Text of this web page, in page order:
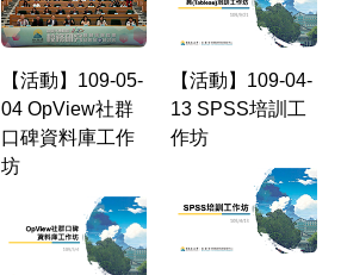
【活動】109-05-
04 OpView社群
口碑資料庫工作
坊
【活動】109-04-
13 SPSS培訓工
作坊